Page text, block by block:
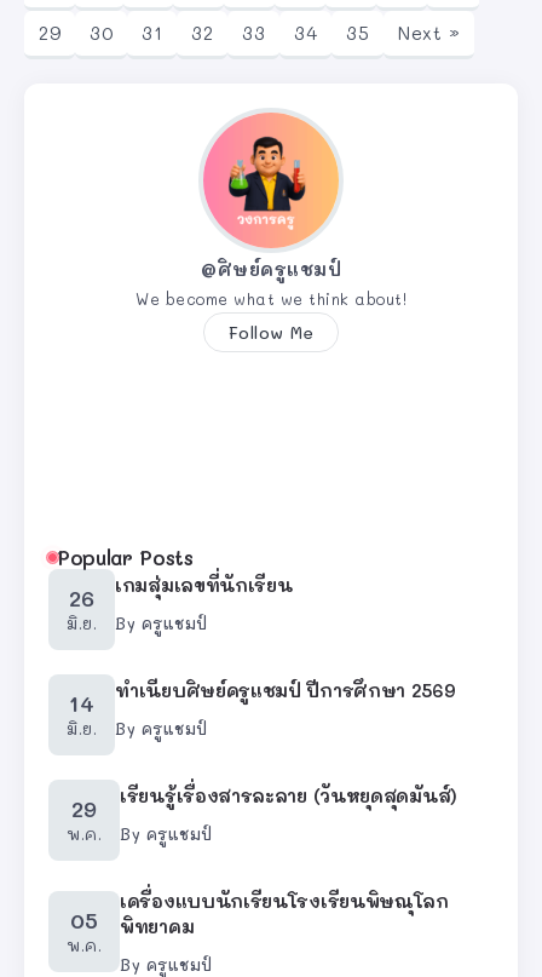
29 30 31 32 33 34 35 Next »
@ศิษย์ครูแชมป์
We become what we think about!
Follow Me
Popular Posts
26
มิ.ย.
เกมสุ่มเลขที่นักเรียน
By ครูแชมป์
14
มิ.ย.
ทำเนียบศิษย์ครูแชมป์ ปีการศึกษา 2569
By ครูแชมป์
29
พ.ค.
เรียนรู้เรื่องสารละลาย (วันหยุดสุดมันส์)
By ครูแชมป์
05
พ.ค.
เครื่องแบบนักเรียนโรงเรียนพิษณุโลก
พิทยาคม
By ครูแชมป์